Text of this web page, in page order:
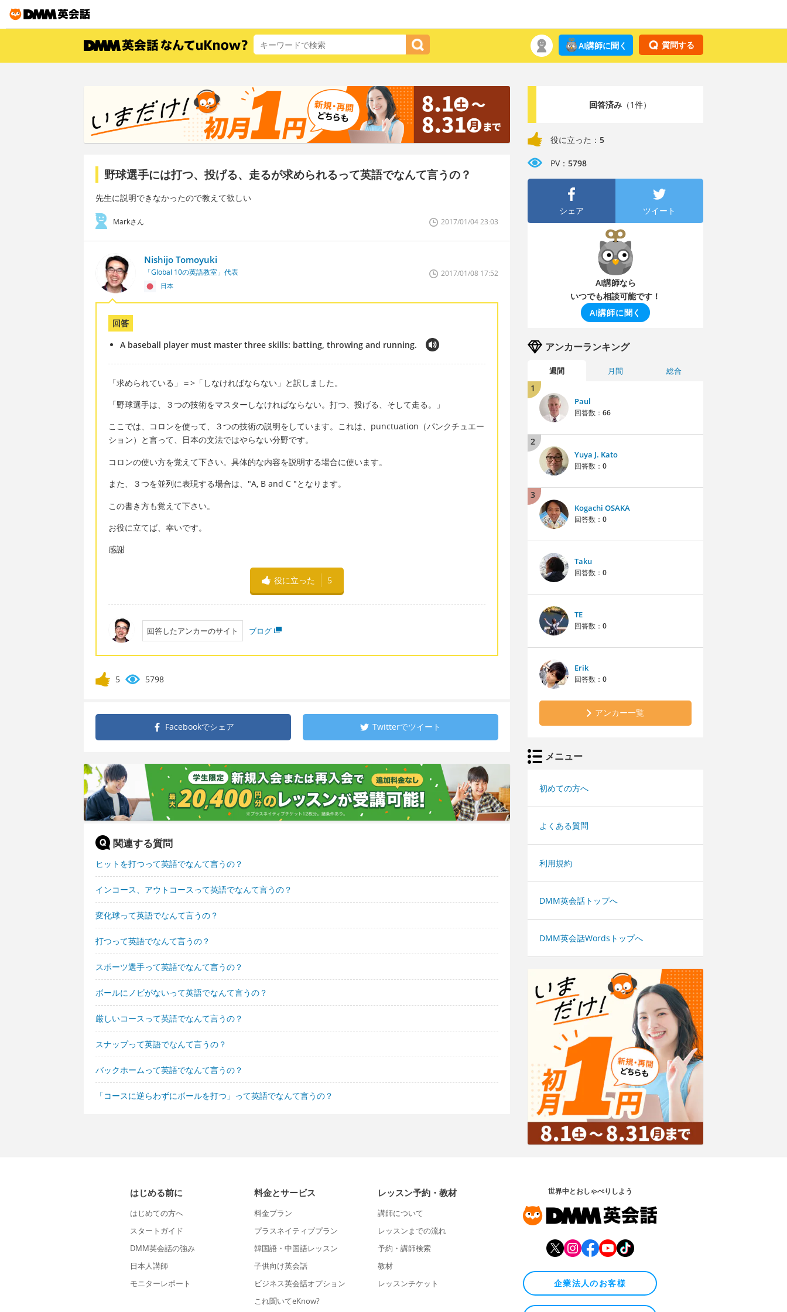
質問する
AI講師に聞く
野球選手には打つ、投げる、走るが求められるって英語でなんて言うの？
先生に説明できなかったので教えて欲しい
Markさん 2017/01/04 23:03
Nishijo Tomoyuki
「Global 10の英語教室」代表
日本
2017/01/08 17:52
回答
A baseball player must master three skills: batting, throwing and running.
「求められている」＝>「しなければならない」と訳しました。
「野球選手は、３つの技術をマスターしなければならない。打つ、投げる、そして走る。」
ここでは、コロンを使って、３つの技術の説明をしています。これは、punctuation（パンクチュエー
ション）と言って、日本の文法ではやらない分野です。
コロンの使い方を覚えて下さい。具体的な内容を説明する場合に使います。
また、３つを並列に表現する場合は、"A, B and C "となります。
この書き方も覚えて下さい。
お役に立てば、幸いです。
感謝
役に立った 5
回答したアンカーのサイト ブログ
5 5798
Facebookでシェア Twitterでツイート
関連する質問
ヒットを打つって英語でなんて言うの？
インコース、アウトコースって英語でなんて言うの？
変化球って英語でなんて言うの？
打つって英語でなんて言うの？
スポーツ選手って英語でなんて言うの？
ボールにノビがないって英語でなんて言うの？
厳しいコースって英語でなんて言うの？
スナップって英語でなんて言うの？
バックホームって英語でなんて言うの？
「コースに逆らわずにボールを打つ」って英語でなんて言うの？
回答済み（1件）
役に立った： 5
PV： 5798
シェア ツイート
AI講師なら
いつでも相談可能です！
AI講師に聞く
アンカーランキング
週間 月間 総合
1
Paul
回答数： 66
2
Yuya J. Kato
回答数： 0
3
Kogachi OSAKA
回答数： 0
Taku
回答数： 0
TE
回答数： 0
Erik
回答数： 0
アンカー一覧
メニュー
初めての方へ
よくある質問
利用規約
DMM英会話トップへ
DMM英会話Wordsトップへ
はじめる前に
はじめての方へ
スタートガイド
DMM英会話の強み
日本人講師
モニターレポート
料金とサービス
料金プラン
プラスネイティブプラン
韓国語・中国語レッスン
子供向け英会話
ビジネス英会話オプション
これ聞いてeKnow?
レッスン予約・教材
講師について
レッスンまでの流れ
予約・講師検索
教材
レッスンチケット
世界中とおしゃべりしよう
企業法人のお客様